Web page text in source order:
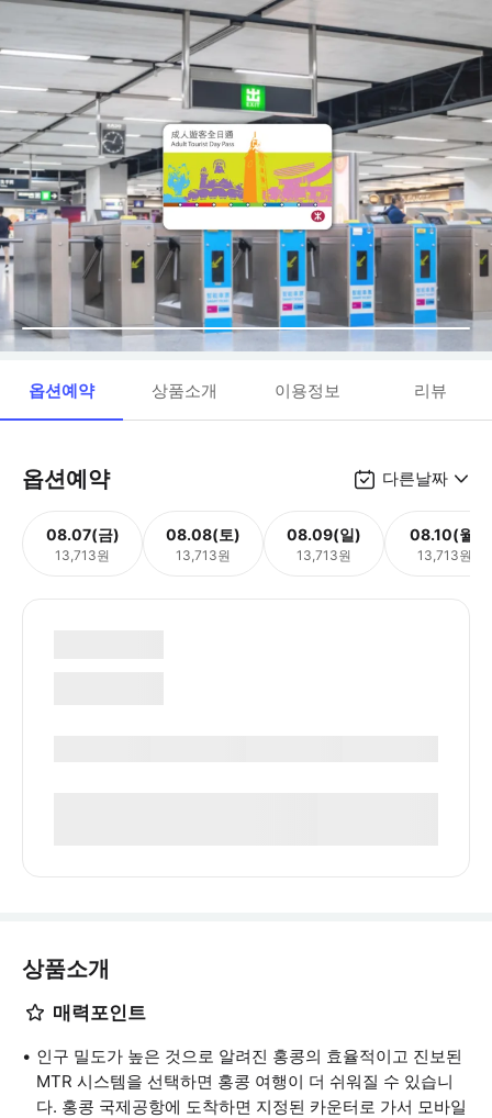
옵션예약 상품소개 이용정보 리뷰
옵션예약 다른날짜
08.07(금)
13,713원
08.08(토)
13,713원
08.09(일)
13,713원
08.10(월)
13,713원
상품소개
매력포인트
인구 밀도가 높은 것으로 알려진 홍콩의 효율적이고 진보된
MTR 시스템을 선택하면 홍콩 여행이 더 쉬워질 수 있습니
다. 홍콩 국제공항에 도착하면 지정된 카운터로 가서 모바일